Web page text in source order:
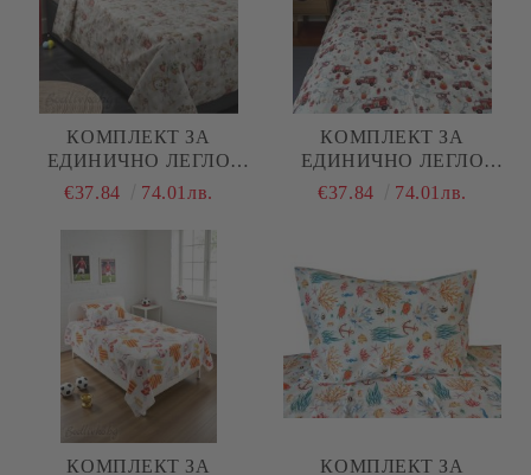
КОМПЛЕКТ ЗА
ЕДИНИЧНО ЛЕГЛО
ЛИЛАВО- ВЕСЕЛИ
НАТУРАЛЕН ПАМУК
(ПОПЛИН), 3 ЧАСТИ
€37.84 74.01лв.
КОМПЛЕКТ ЗА
ЕДИНИЧНО ЛЕГЛО
ПОЖАРНИ , 100%
€37.84 74.01лв.
КОМПЛЕКТ ЗА КОМПЛЕКТ ЗА